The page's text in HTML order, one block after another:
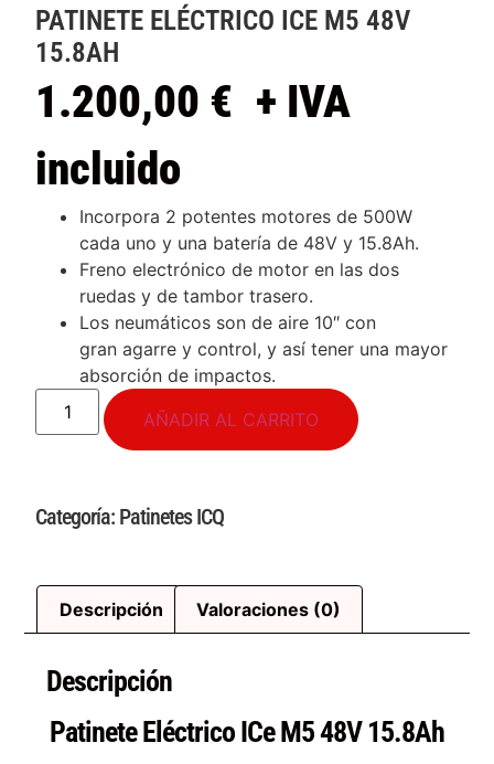
PATINETE ELÉCTRICO ICE M5 48V
15.8AH
1.200,00 € + IVA
incluido
Incorpora 2 potentes motores de 500W
cada uno y una batería de 48V y 15.8Ah.
Freno electrónico de motor en las dos
ruedas y de tambor trasero.
Los neumáticos son de aire 10″ con
gran agarre y control, y así tener una mayor
absorción de impactos.
AÑADIR AL CARRITO
Categoría: Patinetes ICQ
Descripción Valoraciones (0)
Descripción
Patinete Eléctrico ICe M5 48V 15.8Ah